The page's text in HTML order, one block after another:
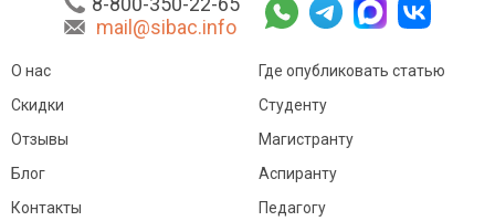
mail@sibac.info
О нас
Скидки
Отзывы
Блог
Контакты
Где опубликовать статью
Студенту
Магистранту
Аспиранту
Педагогу